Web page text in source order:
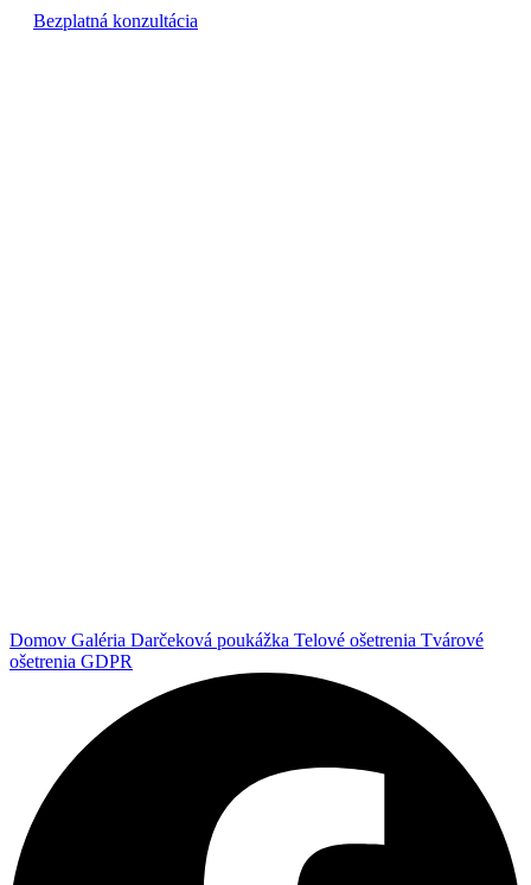
Bezplatná konzultácia
Domov Galéria Darčeková poukážka Telové ošetrenia Tvárové
ošetrenia GDPR